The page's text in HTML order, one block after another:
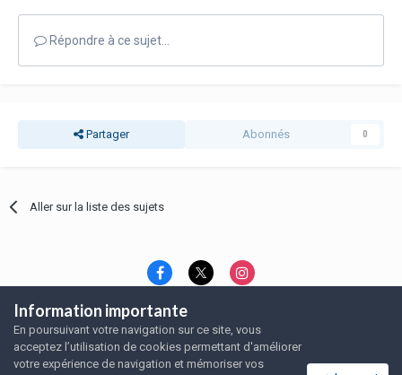
Répondre à ce sujet…
Partager Abonnés 0
Aller sur la liste des sujets
Langue Thème
Politique de confidentialité
Nous contacter
Nous contacter
SRFA, l'association des amoureux du rat domestique
Information importante
En poursuivant votre navigation sur ce site, vous
acceptez l’utilisation de cookies permettant d'améliorer
votre expérience de navigation et mémoriser vos